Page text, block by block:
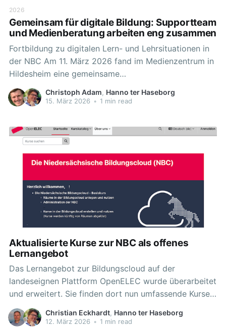
2026
Gemeinsam für digitale Bildung: Supportteam
und Medienberatung arbeiten eng zusammen
Fortbildung zu digitalen Lern- und Lehrsituationen in
der NBC Am 11. März 2026 fand im Medienzentrum in
Hildesheim eine gemeinsame
Fortbildungsveranstaltung des Supportteams sowie
der Medienberatung (Paul Jakobs und Christian Reiff)
Niedersachsen (Niedersächsische Bildungscloud) zu
Christoph Adam, Hanno ter Haseborg
15. März 2026 • 1 min read
Aktualisierte Kurse zur NBC als offenes
Lernangebot
Das Lernangebot zur Bildungscloud auf der
landeseignen Plattform OpenELEC wurde überarbeitet
und erweitert. Sie finden dort nun umfassende Kurse
zur Nutzung und Administration der NBC. In Form von
Video und interaktiven Präsentationen könne Sie sich
Christian Eckhardt, Hanno ter Haseborg
12. März 2026 • 1 min read